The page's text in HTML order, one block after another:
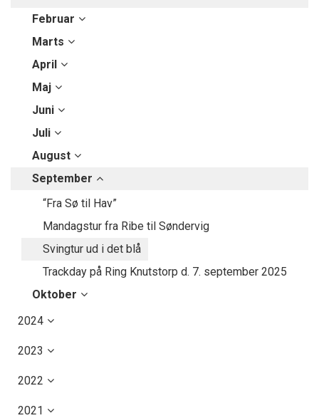
Februar
Marts
April
Maj
Juni
Juli
August
September
“Fra Sø til Hav”
Mandagstur fra Ribe til Søndervig
Svingtur ud i det blå
Trackday på Ring Knutstorp d. 7. september 2025
Oktober
2024
2023
2022
2021